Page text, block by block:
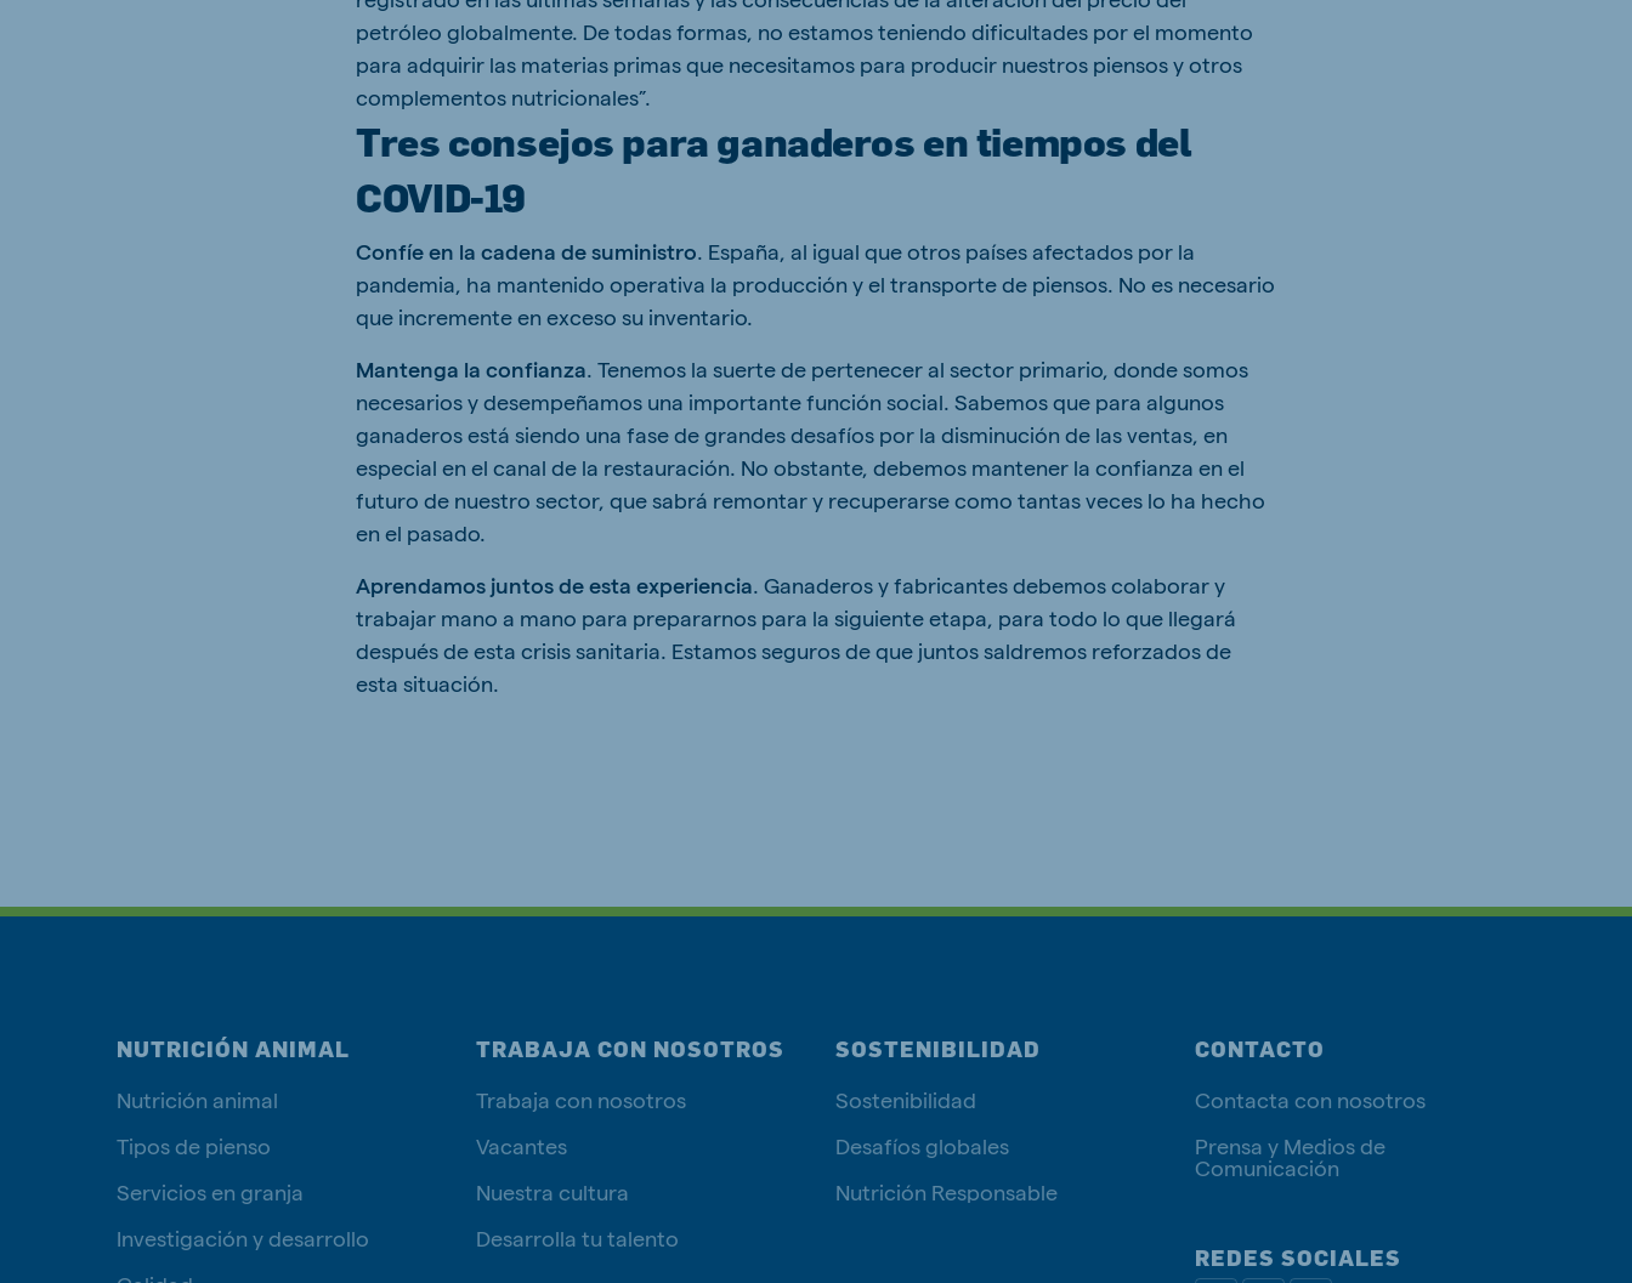
petróleo globalmente. De todas formas, no estamos teniendo dificultades por el momento
para adquirir las materias primas que necesitamos para producir nuestros piensos y otros
complementos nutricionales”.
Tres consejos para ganaderos en tiempos del
COVID-19
Confíe en la cadena de suministro . España, al igual que otros países afectados por la
pandemia, ha mantenido operativa la producción y el transporte de piensos. No es necesario
que incremente en exceso su inventario.
Mantenga la confianza . Tenemos la suerte de pertenecer al sector primario, donde somos
necesarios y desempeñamos una importante función social. Sabemos que para algunos
ganaderos está siendo una fase de grandes desafíos por la disminución de las ventas, en
especial en el canal de la restauración. No obstante, debemos mantener la confianza en el
futuro de nuestro sector, que sabrá remontar y recuperarse como tantas veces lo ha hecho
en el pasado.
Aprendamos juntos de esta experiencia . Ganaderos y fabricantes debemos colaborar y
trabajar mano a mano para prepararnos para la siguiente etapa, para todo lo que llegará
después de esta crisis sanitaria. Estamos seguros de que juntos saldremos reforzados de
esta situación.
NUTRICIÓN ANIMAL
Nutrición animal
Tipos de pienso
Servicios en granja
Investigación y desarrollo
TRABAJA CON NOSOTROS
Trabaja con nosotros
Vacantes
Nuestra cultura
Desarrolla tu talento
SOSTENIBILIDAD
Sostenibilidad
Desafíos globales
Nutrición Responsable
CONTACTO
Contacta con nosotros
Prensa y Medios de
Comunicación
REDES SOCIALES